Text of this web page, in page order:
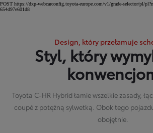
POST https://dxp-webcarconfig.toyota-europe.com/v1/grade-selector/pl/
654d97e601d8
Design, który przełamuje
Styl, który
Toyota C-HR Hybrid łamie wszelkie zasady,
coupé z potężną sylwetką. Obok tego
obojętnie.